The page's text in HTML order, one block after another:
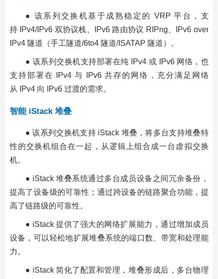
● 该系列交换机基于成熟稳定的 VRP 平台，支
持 IPv4/IPv6 双协议栈、IPv6 路由协议 RIPng、IPv6 over
IPv4 隧道（手工隧道/6to4 隧道/ISATAP 隧道）。
● 该系列交换机支持部署在纯 IPv4 或 IPv6 网络，也
支持部署在 IPv4 与 IPv6 共存的网络，充分满足网络
从 IPv4 向 IPv6 过渡的需求。
智能 iStack 堆叠
● 该系列交换机支持 iStack 堆叠，将多台支持堆叠特
性的交换机组合在一起，从逻辑上组合成一台虚拟交换
机。
● iStack 堆叠系统通过多台成员设备之间冗余备份，
提高了设备级的可靠性；通过跨设备的链路聚合功能，提
高了链路级的可靠性。
● iStack 提供了强大的网络扩展能力，通过增加成员
设备，可以轻松地扩展堆叠系统的端口数、带宽和处理能
力。
● iStack 简化了配置和管理，堆叠形成后，多台物理